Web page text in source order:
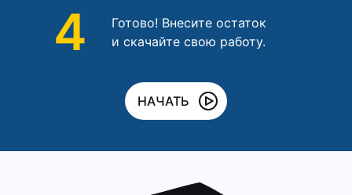
4
Готово! Внесите остаток
и скачайте свою работу.
НАЧАТЬ